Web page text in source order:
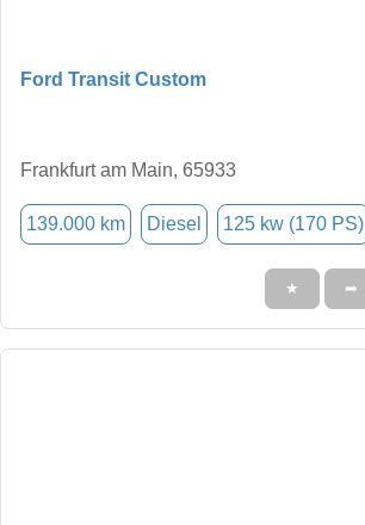
Ford Transit Custom
Frankfurt am Main, 65933
139.000 km Diesel 125 kw (170 PS)
★ ➦